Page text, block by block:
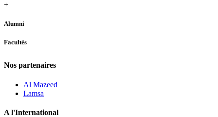
+
Alumni
Facultés
Nos partenaires
Al Mazeed
Lamsa
A l'International